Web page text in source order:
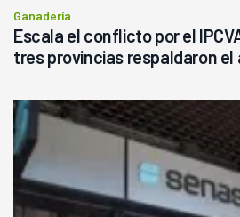
Ganadería
Escala el conflicto por el
tres provincias respaldaron